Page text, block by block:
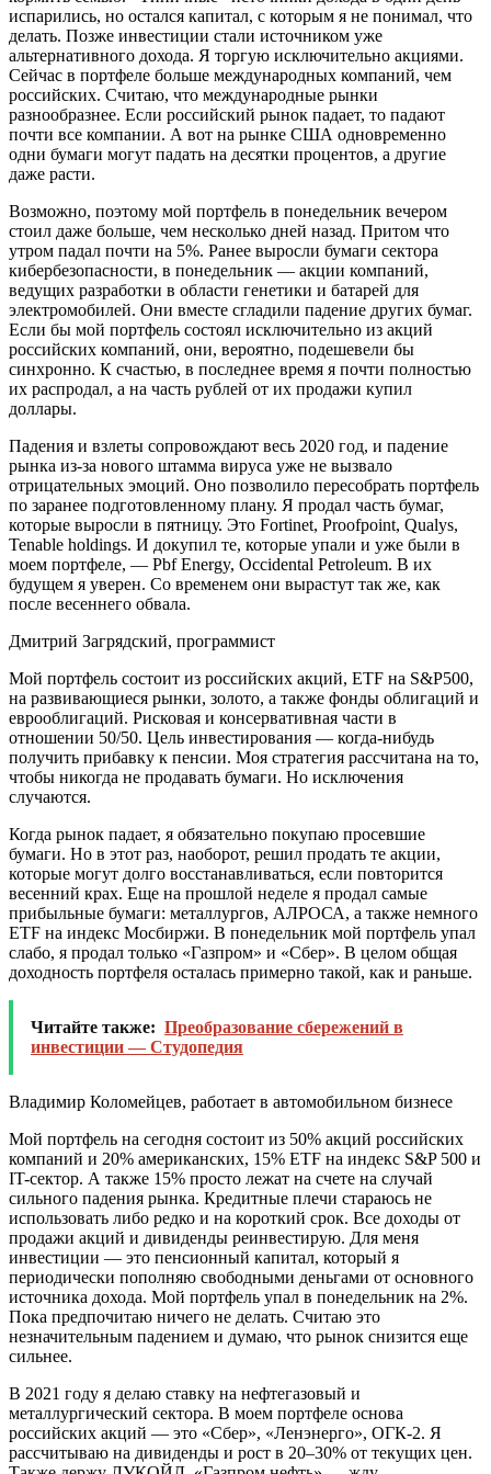
испарились, но остался капитал, с которым я не понимал, что
делать. Позже инвестиции стали источником уже
альтернативного дохода. Я торгую исключительно акциями.
Сейчас в портфеле больше международных компаний, чем
российских. Считаю, что международные рынки
разнообразнее. Если российский рынок падает, то падают
почти все компании. А вот на рынке США одновременно
одни бумаги могут падать на десятки процентов, а другие
даже расти.
Возможно, поэтому мой портфель в понедельник вечером
стоил даже больше, чем несколько дней назад. Притом что
утром падал почти на 5%. Ранее выросли бумаги сектора
кибербезопасности, в понедельник — акции компаний,
ведущих разработки в области генетики и батарей для
электромобилей. Они вместе сгладили падение других бумаг.
Если бы мой портфель состоял исключительно из акций
российских компаний, они, вероятно, подешевели бы
синхронно. К счастью, в последнее время я почти полностью
их распродал, а на часть рублей от их продажи купил
доллары.
Падения и взлеты сопровождают весь 2020 год, и падение
рынка из-за нового штамма вируса уже не вызвало
отрицательных эмоций. Оно позволило пересобрать портфель
по заранее подготовленному плану. Я продал часть бумаг,
которые выросли в пятницу. Это Fortinet, Proofpoint, Qualys,
Tenable holdings. И докупил те, которые упали и уже были в
моем портфеле, — Pbf Energy, Occidental Petroleum. В их
будущем я уверен. Со временем они вырастут так же, как
после весеннего обвала.
Дмитрий Загрядский, программист
Мой портфель состоит из российских акций, ETF на S&P500,
на развивающиеся рынки, золото, а также фонды облигаций и
еврооблигаций. Рисковая и консервативная части в
отношении 50/50. Цель инвестирования — когда-нибудь
получить прибавку к пенсии. Моя стратегия рассчитана на то,
чтобы никогда не продавать бумаги. Но исключения
случаются.
Когда рынок падает, я обязательно покупаю просевшие
бумаги. Но в этот раз, наоборот, решил продать те акции,
которые могут долго восстанавливаться, если повторится
весенний крах. Еще на прошлой неделе я продал самые
прибыльные бумаги: металлургов, АЛРОСА, а также немного
ETF на индекс Мосбиржи. В понедельник мой портфель упал
слабо, я продал только «Газпром» и «Сбер». В целом общая
доходность портфеля осталась примерно такой, как и раньше.
Читайте также: Преобразование сбережений в
инвестиции — Студопедия
Владимир Коломейцев, работает в автомобильном бизнесе
Мой портфель на сегодня состоит из 50% акций российских
компаний и 20% американских, 15% ETF на индекс S&P 500 и
IT-сектор. А также 15% просто лежат на счете на случай
сильного падения рынка. Кредитные плечи стараюсь не
использовать либо редко и на короткий срок. Все доходы от
продажи акций и дивиденды реинвестирую. Для меня
инвестиции — это пенсионный капитал, который я
периодически пополняю свободными деньгами от основного
источника дохода. Мой портфель упал в понедельник на 2%.
Пока предпочитаю ничего не делать. Считаю это
незначительным падением и думаю, что рынок снизится еще
сильнее.
В 2021 году я делаю ставку на нефтегазовый и
металлургический сектора. В моем портфеле основа
российских акций — это «Сбер», «Ленэнерго», ОГК-2. Я
рассчитываю на дивиденды и рост в 20–30% от текущих цен.